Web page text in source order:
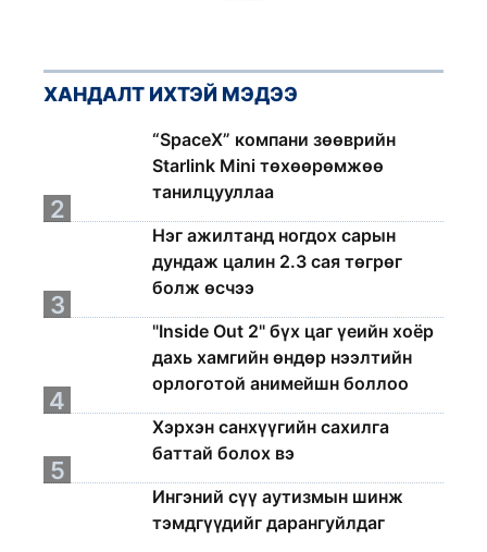
ХАНДАЛТ ИХТЭЙ МЭДЭЭ
“SpaceX” компани зөөврийн
Starlink Mini төхөөрөмжөө
танилцууллаа
2
Нэг ажилтанд ногдох сарын
дундаж цалин 2.3 сая төгрөг
болж өсчээ
3
"Inside Out 2" бүх цаг үеийн хоёр
дахь хамгийн өндөр нээлтийн
орлоготой анимейшн боллоо
4
Хэрхэн санхүүгийн сахилга
баттай болох вэ
5
Ингэний сүү аутизмын шинж
тэмдгүүдийг дарангуйлдаг